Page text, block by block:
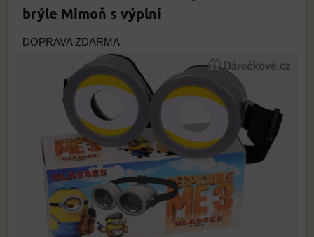
brýle Mimoň s výplní
DOPRAVA ZDARMA